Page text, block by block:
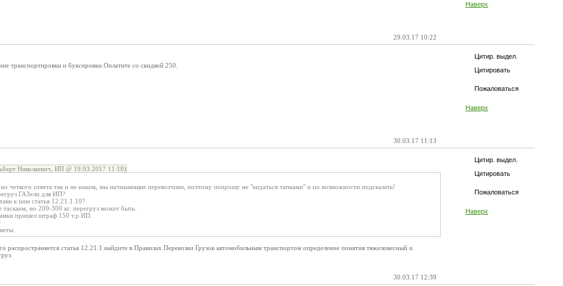
Наверх
29.03.17 10:22
Цитир. выдел.
Цитировать
Пожаловаться
Наверх
транспортировки и буксировки.Оплатите со скидкой 250.
30.03.17 11:13
Цитир. выдел.
Цитировать
Пожаловаться
Наверх
Николаевич, ИП @ 19.03.2017 11:10)
четкого ответа так и не нашла, мы начинающие перевозчики, поэтому попрошу не "кидаться тапками" и по возможности подсказать!
ГАЗели для ИП?
к ним статья 12.21.1.10?
но 200-300 кг. перегруз может быть.
пришел штраф 150 т.р ИП.
распространяется статья 12.21.1 найдите в Правилах Перевозки Грузов автомобильным транспортом определение понятия тяжеловесный и
30.03.17 12:39